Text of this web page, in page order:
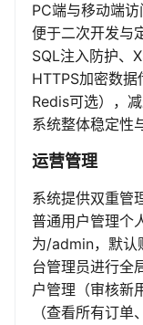
PC端与移动端访
便于二次开发与
SQL注入防护、
HTTPS加密数
Redis可选），
系统整体稳定性
运营管理
系统提供双重管
普通用户管理个
为/admin，默认
台管理员进行全
户管理（审核新
（查看所有订